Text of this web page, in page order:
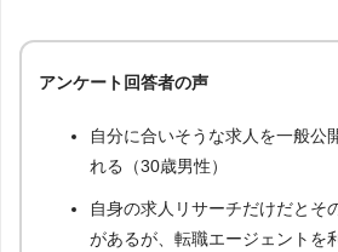
アンケート回答者の声
自分に合いそうな求人を一般公
れる（30歳男性）
自身の求人リサーチだけだとそ
があるが、転職エージェントを